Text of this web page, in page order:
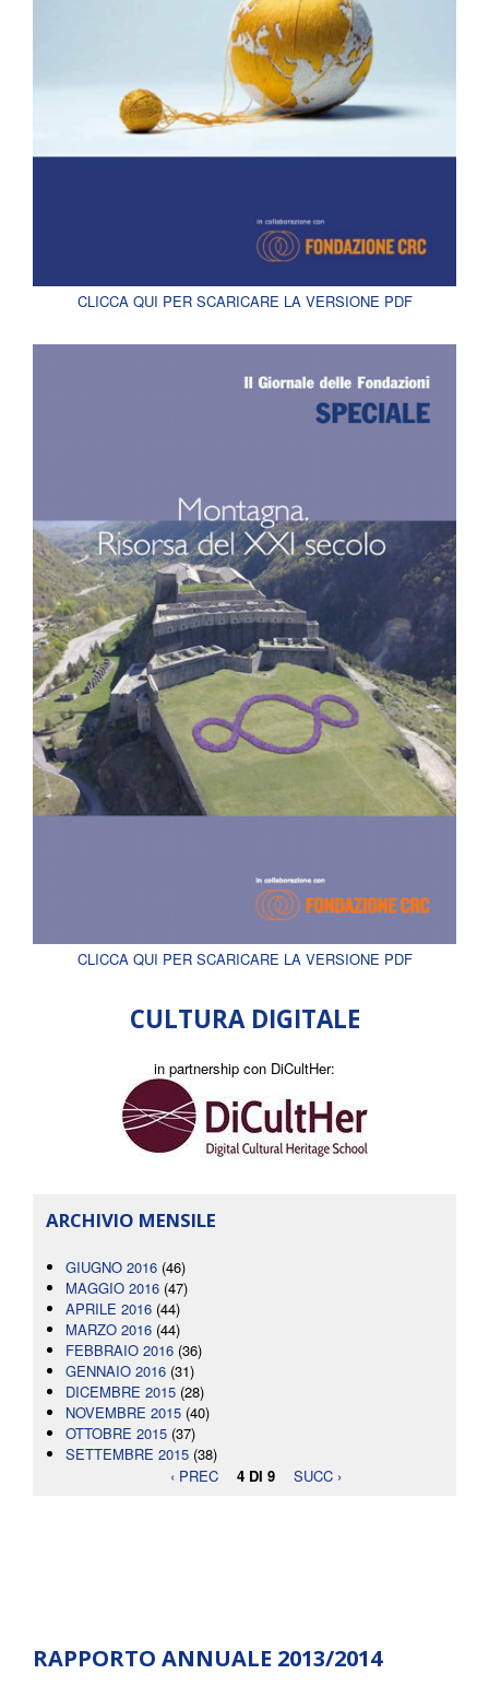
CLICCA QUI PER SCARICARE LA VERSIONE PDF
CLICCA QUI PER SCARICARE LA VERSIONE PDF
CULTURA DIGITALE
in partnership con DiCultHer:
ARCHIVIO MENSILE
GIUGNO 2016 (46)
MAGGIO 2016 (47)
APRILE 2016 (44)
MARZO 2016 (44)
FEBBRAIO 2016 (36)
GENNAIO 2016 (31)
DICEMBRE 2015 (28)
NOVEMBRE 2015 (40)
OTTOBRE 2015 (37)
SETTEMBRE 2015 (38)
‹ PREC
4 DI 9 SUCC ›
RAPPORTO ANNUALE 2013/2014